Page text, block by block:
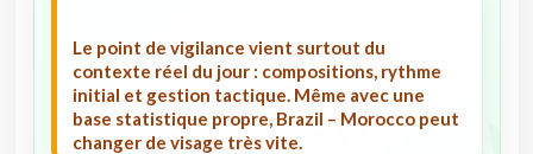
Le point de vigilance vient surtout du
contexte réel du jour : compositions, rythme
initial et gestion tactique. Même avec une
base statistique propre, Brazil – Morocco peut
changer de visage très vite.